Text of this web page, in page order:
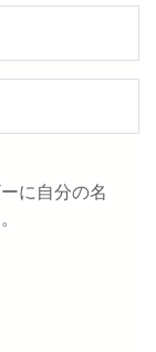
に自分の名